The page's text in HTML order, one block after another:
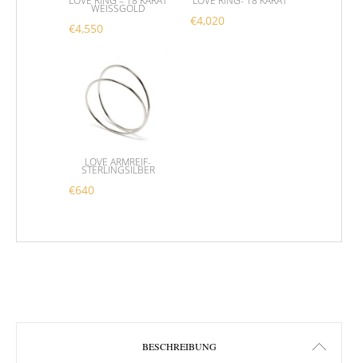
WEISSGOLD
€4,550
LOVE ARMREIF-
STERLINGSILBER
€640
€4,020
BESCHREIBUNG